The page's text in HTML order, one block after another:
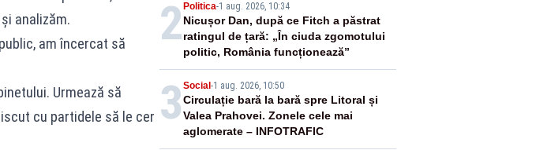
analizăm.
am încercat să
Urmează să
cu partidele să le cer
2Politica-1 aug. 2026, 10:34
Nicușor Dan, după ce Fitch a păstrat
ratingul de țară: „În ciuda zgomotului
politic, România funcționează”
3 Social-1 aug. 2026, 10:50
Circulație bară la bară spre Litoral și
Valea Prahovei. Zonele cele mai
aglomerate – INFOTRAFIC